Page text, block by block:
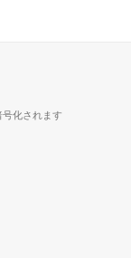
化されます